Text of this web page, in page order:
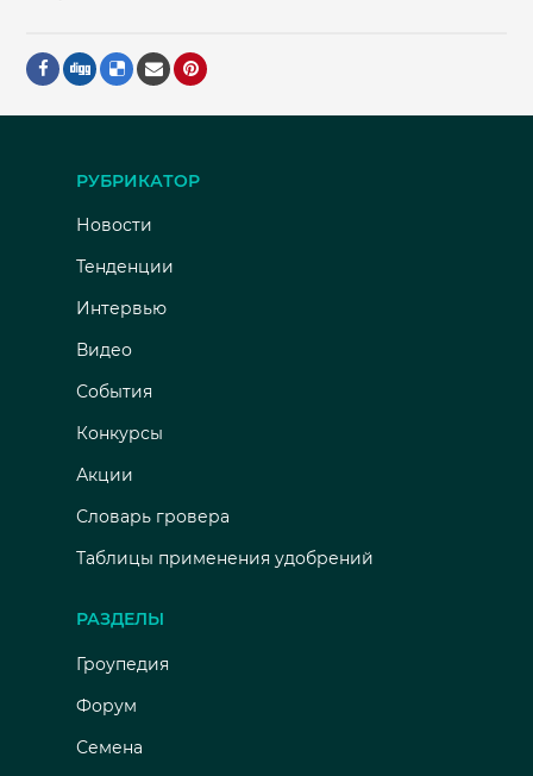
РУБРИКАТОР
Новости
Тенденции
Интервью
Видео
События
Конкурсы
Акции
Словарь гровера
Таблицы применения удобрений
РАЗДЕЛЫ
Гроупедия
Форум
Семена